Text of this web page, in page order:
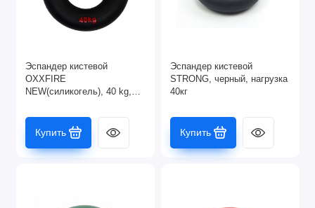
Эспандер кистевой
OXXFIRE
NEW(силикогель), 40 kg,
Купить
Эспандер кистевой
STRONG, черный, нагрузка
40кг
Купить